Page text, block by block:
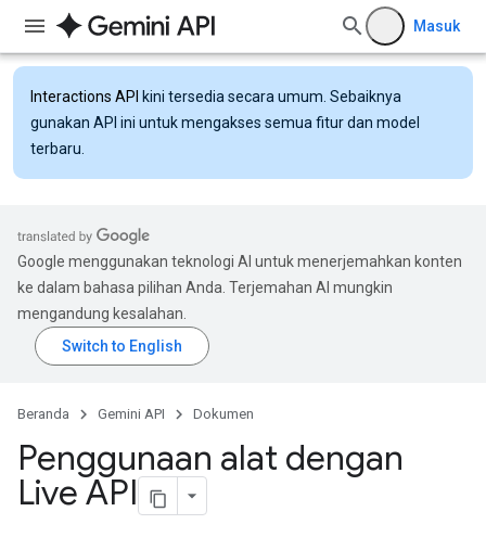
Masuk
Interactions API kini tersedia secara umum. Sebaiknya
gunakan API ini untuk mengakses semua fitur dan model
terbaru.
Google menggunakan teknologi AI untuk menerjemahkan konten
ke dalam bahasa pilihan Anda. Terjemahan AI mungkin
mengandung kesalahan.
Beranda Gemini API Dokumen
Penggunaan alat dengan
Live API